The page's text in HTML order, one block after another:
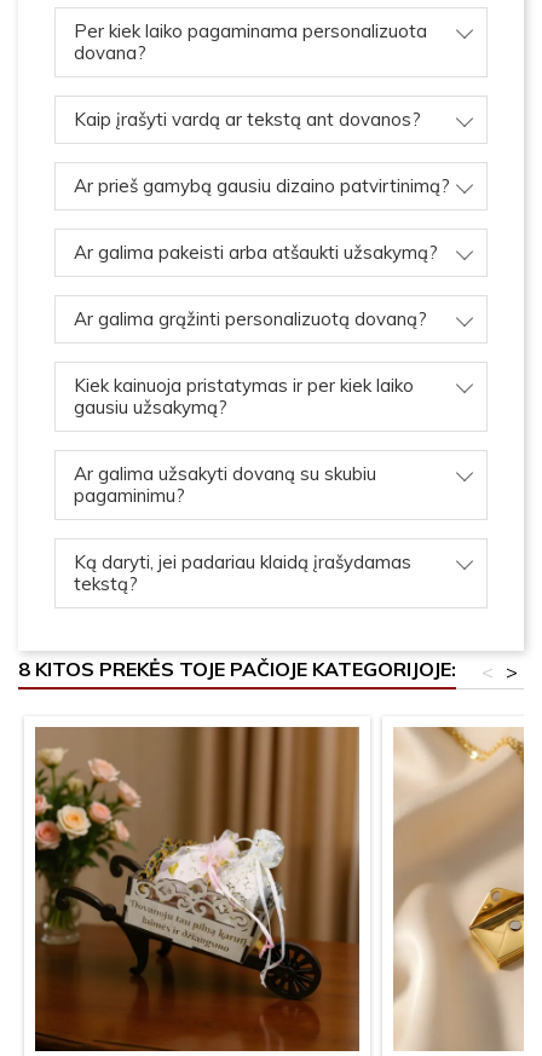
Per kiek laiko pagaminama personalizuota
dovana?
Kaip įrašyti vardą ar tekstą ant dovanos?
Ar prieš gamybą gausiu dizaino patvirtinimą?
Ar galima pakeisti arba atšaukti užsakymą?
Ar galima grąžinti personalizuotą dovaną?
Kiek kainuoja pristatymas ir per kiek laiko
gausiu užsakymą?
Ar galima užsakyti dovaną su skubiu
pagaminimu?
Ką daryti, jei padariau klaidą įrašydamas
tekstą?
8 KITOS PREKĖS TOJE PAČIOJE KATEGORIJOJE: >
<